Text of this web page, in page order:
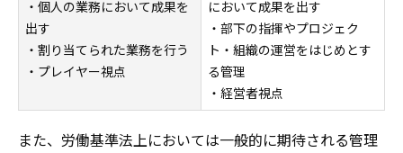
・個人の業務において成果を
出す
・割り当てられた業務を行う
・プレイヤー視点
において成果を出す
・部下の指揮やプロジェク
ト・組織の運営をはじめとす
る管理
・経営者視点
また、労働基準法上においては一般的に期待される管理